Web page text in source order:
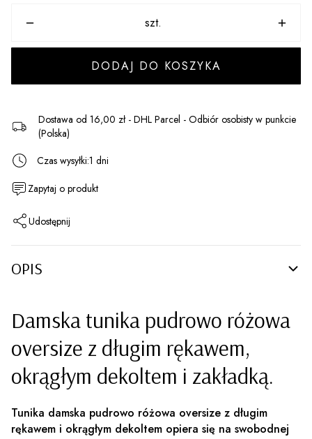
szt.
DODAJ DO KOSZYKA
Dostawa od 16,00 zł - DHL Parcel - Odbiór osobisty w punkcie
(Polska)
Czas wysyłki:1 dni
Zapytaj o produkt
Udostępnij
OPIS
Damska tunika pudrowo różowa
oversize z długim rękawem,
okrągłym dekoltem i zakładką.
Tunika damska pudrowo różowa oversize z długim
rękawem i okrągłym dekoltem opiera się na swobodnej